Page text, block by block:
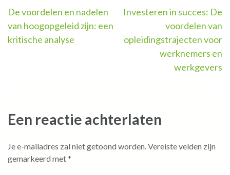
Berichtnavigatie
De voordelen en nadelen
van hoogopgeleid zijn: een
kritische analyse
Investeren in succes: De
voordelen van
opleidingstrajecten voor
werknemers en
werkgevers
Een reactie achterlaten
Je e-mailadres zal niet getoond worden.Vereiste velden zijn
gemarkeerd met*